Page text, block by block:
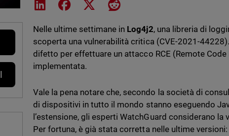
Share on LinkedIn
Share on Facebook
Share on XShare on Reddit
Nelle ultime settimane in Log4j2, una libreria di
scoperta una vulnerabilità critica (CVE-2021-
difetto per effettuare un attacco RCE (Remote
implementata.
Vale la pena notare che, secondo la società di
di dispositivi in tutto il mondo stanno eseguendo
l’estensione, gli esperti WatchGuard considerano
Per fortuna, è già stata corretta nelle ultime